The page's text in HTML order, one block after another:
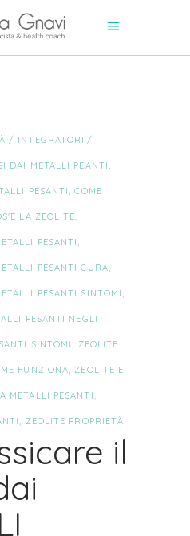
/ INTEGRATORI
DAI METALLI PEANTI ,
PESANTI ,COME
LA ZEOLITE,
PESANTI ,
PESANTI CURA,
PESANTI SINTOMI ,
PESANTI NEGLI
SINTOMI , ZEOLITE
FUNZIONA,ZEOLITE E
METALLI PESANTI ,
, ZEOLITE PROPRIETÀ
il